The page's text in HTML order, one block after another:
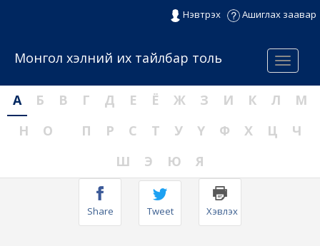
Нэвтрэх Ашиглах заавар
Menu
Монгол хэлний их тайлбар толь
А Б В Г Д Е Ё Ж З И К Л
М
Н
О П Р С Т У Ү Ф Х Ц
Ч
Ш
Э Ю Я
Share Tweet Хэвлэх